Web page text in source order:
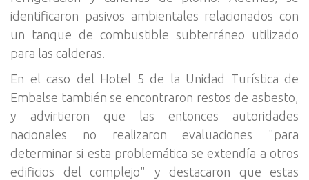
identificaron pasivos ambientales relacionados con
un tanque de combustible subterráneo utilizado
para las calderas.
En el caso del Hotel 5 de la Unidad Turística de
Embalse también se encontraron restos de asbesto,
y advirtieron que las entonces autoridades
nacionales no realizaron evaluaciones "para
determinar si esta problemática se extendía a otros
edificios del complejo" y destacaron que estas